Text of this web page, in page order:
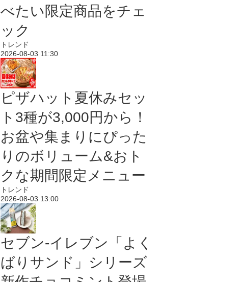
べたい限定商品をチェ
ック
トレンド
2026-08-03 11:30
ピザハット夏休みセッ
ト3種が3,000円から！
お盆や集まりにぴった
りのボリューム&おト
クな期間限定メニュー
トレンド
2026-08-03 13:00
セブン‐イレブン「よく
ばりサンド」シリーズ